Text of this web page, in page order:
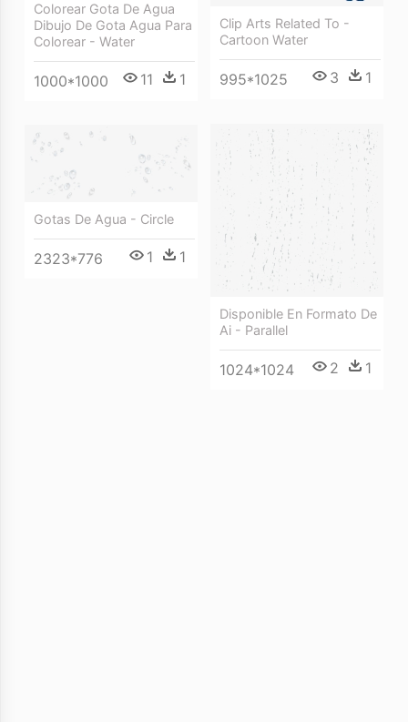
Colorear Gota De Agua
Dibujo De Gota Agua Para
Colorear - Water
1000*1000 11 1
Clip Arts Related To -
Cartoon Water
995*1025 3 1
Disponible En Formato De
Ai - Parallel
1024*1024 2 1
Gotas De Agua - Circle
2323*776 1 1